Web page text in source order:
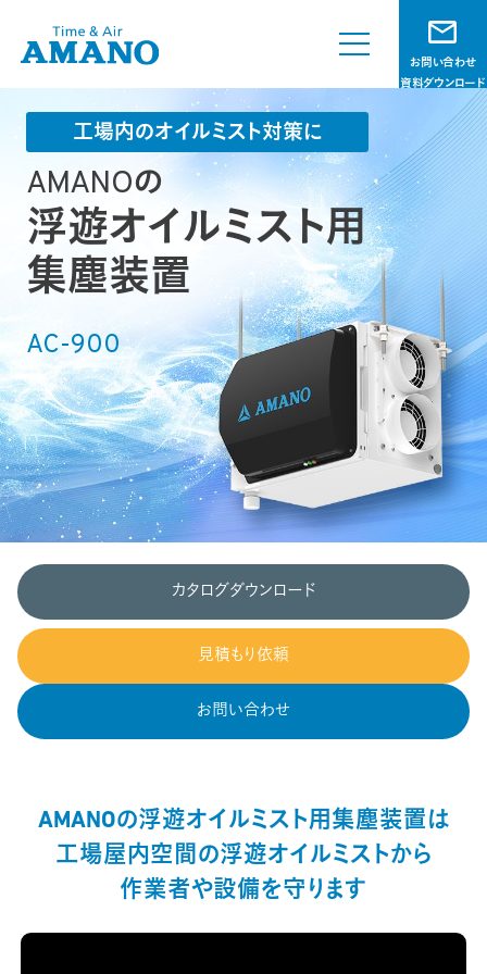
お問い合わせ
資料ダウンロード
工場内のオイルミスト対策に
AMANOの
浮遊オイルミスト用
集塵装置
AC-900
カタログダウンロード
見積もり依頼
お問い合わせ
AMANOの浮遊オイルミスト用集塵装置は
工場屋内空間の浮遊オイルミストから
作業者や設備を守ります